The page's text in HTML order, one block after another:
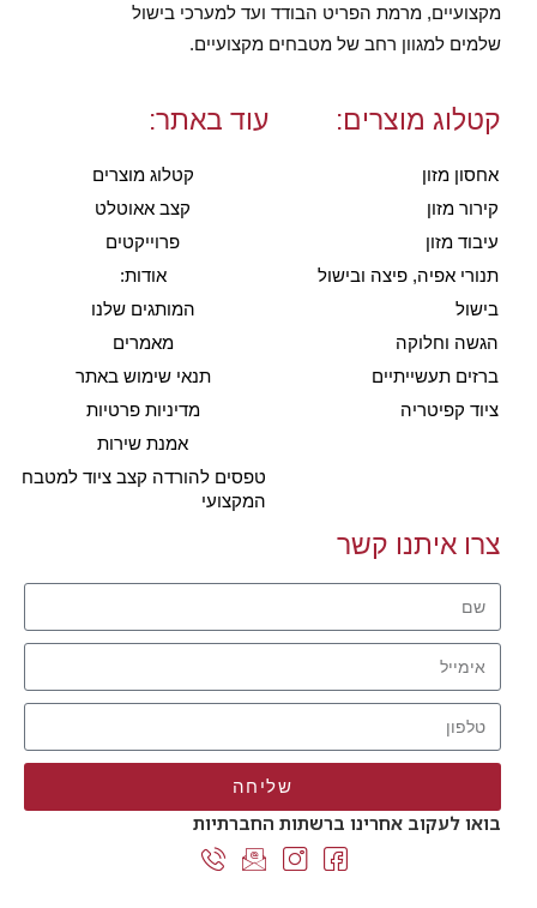
מקצועיים, מרמת הפריט הבודד ועד למערכי בישול
שלמים למגוון רחב של מטבחים מקצועיים.
קטלוג מוצרים:
אחסון מזון
קירור מזון
עיבוד מזון
תנורי אפיה, פיצה ובישול
בישול
הגשה וחלוקה
ברזים תעשייתיים
ציוד קפיטריה
עוד באתר:
קטלוג מוצרים
קצב אאוטלט
פרוייקטים
אודות:
המותגים שלנו
מאמרים
תנאי שימוש באתר
מדיניות פרטיות
אמנת שירות
טפסים להורדה קצב ציוד למטבח
המקצועי
צרו איתנו קשר
שליחה
בואו לעקוב אחרינו ברשתות החברתיות